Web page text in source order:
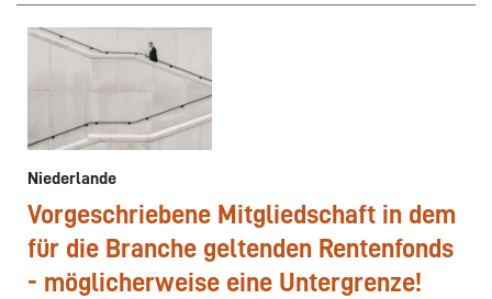
Niederlande
Vorgeschriebene Mitgliedschaft in dem
für die Branche geltenden Rentenfonds
- möglicherweise eine Untergrenze!